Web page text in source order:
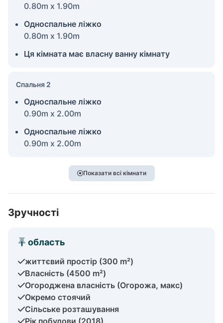
0.80m x 1.90m
Односпальне ліжко
0.80m x 1.90m
Ця кімната має власну ванну кімнату
Спальня 2
Односпальне ліжко
0.90m x 2.00m
Односпальне ліжко
0.90m x 2.00m
Показати всі кімнати
Зручності
область
життєвий простір (300 m²)
Власність (4500 m²)
Огороджена власність (Огорожа, макс)
Окремо стоячий
Сільське розташування
Рік побудови (2018)